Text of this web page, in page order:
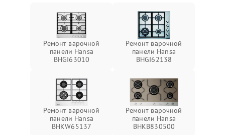
Ремонт варочной
панели Hansa
BHGI63010
Ремонт варочной
панели Hansa
BHGI62138
Ремонт варочной
панели Hansa
BHKW65137
Ремонт варочной
панели Hansa
BHKB830500